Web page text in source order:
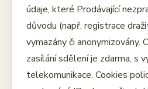
údaje, které Prodávající
důvodu (např. registrace
vymazány či anonymizovány.
zasílání sdělení je zdarma, s
telekomunikace. Cookies